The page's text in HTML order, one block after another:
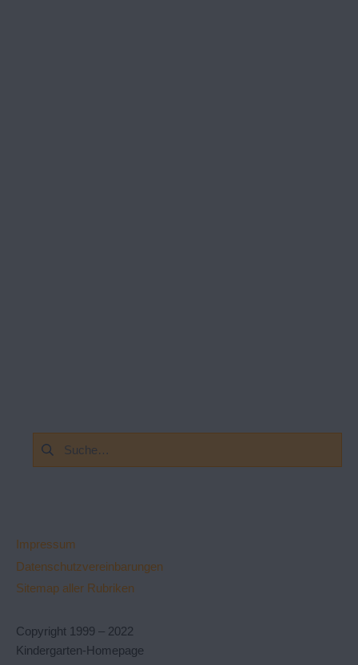
Suchen
nach:
Impressum
Datenschutzvereinbarungen
Sitemap aller Rubriken
Copyright 1999 – 2022
Kindergarten-Homepage